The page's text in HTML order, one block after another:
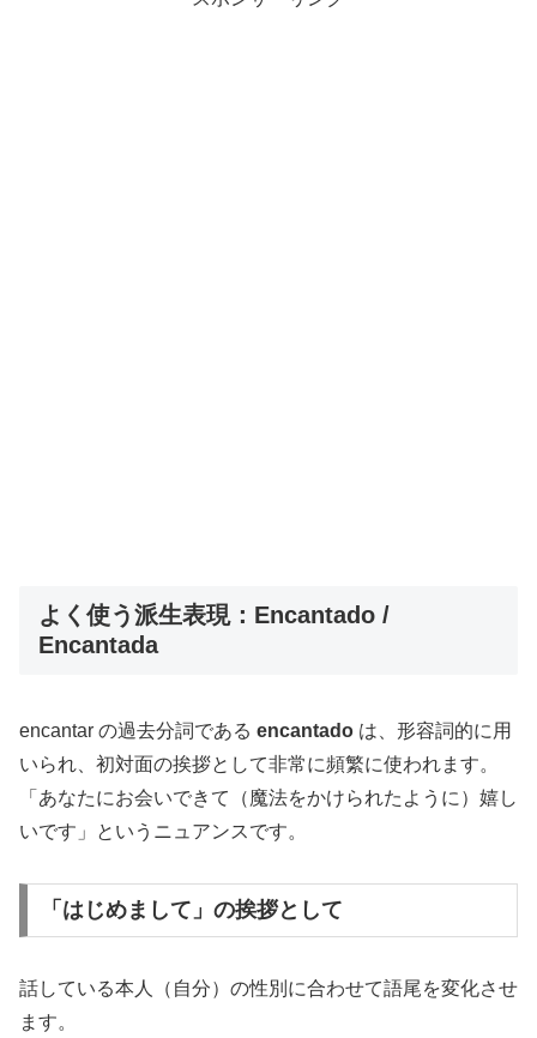
よく使う派生表現：Encantado /
Encantada
encantar の過去分詞である encantado は、形容詞的に用
いられ、初対面の挨拶として非常に頻繁に使われます。
「あなたにお会いできて（魔法をかけられたように）嬉し
いです」というニュアンスです。
「はじめまして」の挨拶として
話している本人（自分）の性別に合わせて語尾を変化させ
ます。